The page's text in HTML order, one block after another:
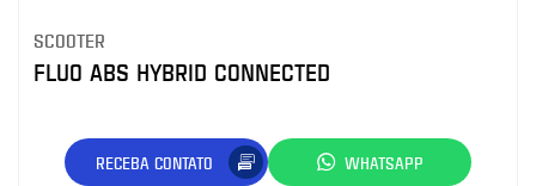
SCOOTER
FLUO ABS HYBRID CONNECTED
RECEBA CONTATO WHATSAPP